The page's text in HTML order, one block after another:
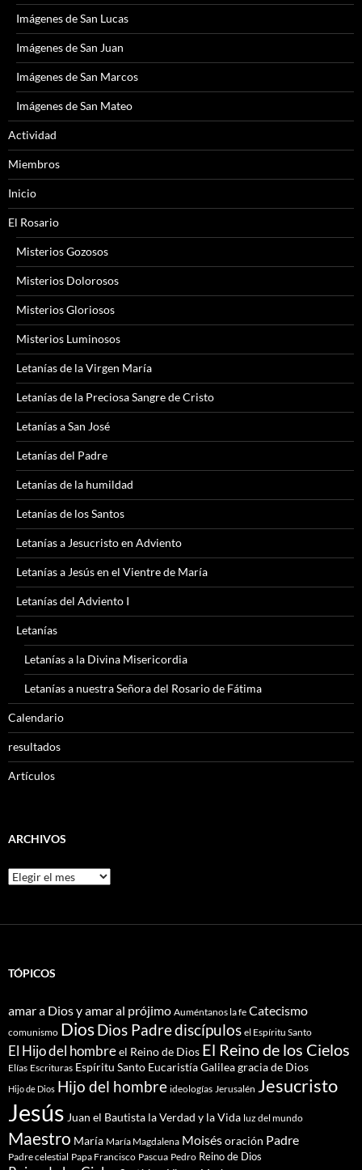
Imágenes de San Lucas
Imágenes de San Juan
Imágenes de San Marcos
Imágenes de San Mateo
Actividad
Miembros
Inicio
El Rosario
Misterios Gozosos
Misterios Dolorosos
Misterios Gloriosos
Misterios Luminosos
Letanías de la Virgen María
Letanías de la Preciosa Sangre de Cristo
Letanías a San José
Letanías del Padre
Letanías de la humildad
Letanías de los Santos
Letanías a Jesucristo en Adviento
Letanías a Jesús en el Vientre de María
Letanías del Adviento I
Letanías
Letanías a la Divina Misericordia
Letanías a nuestra Señora del Rosario de Fátima
Calendario
resultados
Artículos
ARCHIVOS
Archivos
TÓPICOS
amar a Dios y amar al prójimo Auméntanos la fe Catecismo
comunismo DiosDios Padrediscípulos el Espíritu Santo
El Hijo del hombreel Reino de Dios El Reino de los Cielos
Elías Escrituras Espíritu Santo EucaristíaGalileagracia de Dios
Hijo de Dios Hijo del hombre ideologías Jerusalén Jesucristo
Jesús Juan el Bautista la Verdad y la Vida luz del mundo
Maestro María María Magdalena Moisésoración Padre
Padre celestial Papa Francisco Pascua Pedro Reino de Dios